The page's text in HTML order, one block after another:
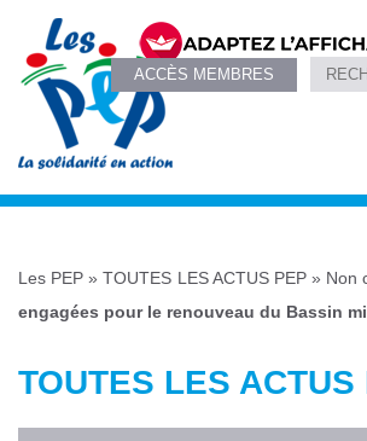
ACCÈS MEMBRES
Les PEP »TOUTES LES ACTUS PEP» Non
engagées pour le renouveau du Bassin
TOUTES LES ACTUS